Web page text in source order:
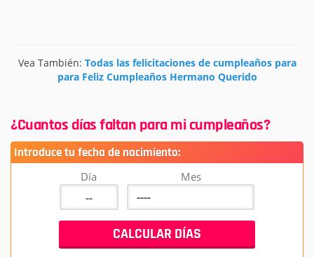
Vea También: Todas las felicitaciones de cumpleaños para
para Feliz Cumpleaños Hermano Querido
¿Cuantos días faltan para mi cumpleaños?
Introduce tu fecha de nacimiento:
Día Mes